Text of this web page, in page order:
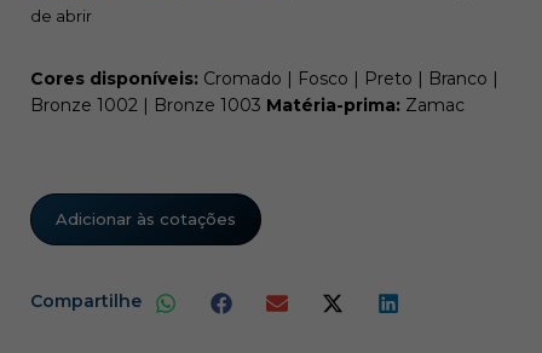
de abrir
Cores disponíveis: Cromado | Fosco | Preto | Branco |
Bronze 1002 | Bronze 1003 Matéria-prima: Zamac
Adicionar às cotações
Compartilhe